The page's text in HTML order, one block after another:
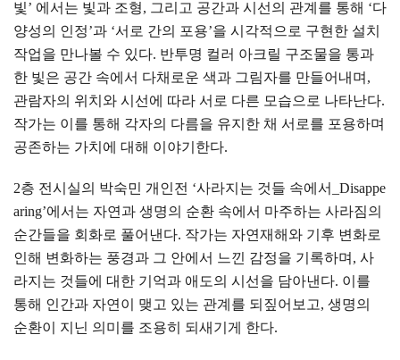
빛’ 에서는 빛과 조형, 그리고 공간과 시선의 관계를 통해 ‘다
양성의 인정’과 ‘서로 간의 포용’을 시각적으로 구현한 설치
작업을 만나볼 수 있다. 반투명 컬러 아크릴 구조물을 통과
한 빛은 공간 속에서 다채로운 색과 그림자를 만들어내며 ,
관람자의 위치와 시선에 따라 서로 다른 모습으로 나타난다.
작가는 이를 통해 각자의 다름을 유지한 채 서로를 포용하며
공존하는 가치에 대해 이야기한다.
2층 전시실의 박숙민 개인전 ‘사라지는 것들 속에서
_Disappe
aring’에서는 자연과 생명의 순환 속에서 마주하는 사라짐의
순간들을 회화로 풀어낸다. 작가는 자연재해와 기후 변화로
인해 변화하는 풍경과 그 안에서 느낀 감정을 기록하며 , 사
라지는 것들에 대한 기억과 애도의 시선을 담아낸다. 이를
통해 인간과 자연이 맺고 있는 관계를 되짚어보고, 생명의
순환이 지닌 의미를 조용히 되새기게 한다.